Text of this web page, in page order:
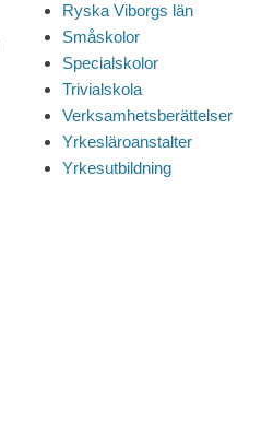
Ryska Viborgs län
Småskolor
Specialskolor
Trivialskola
Verksamhetsberättelser
Yrkesläroanstalter
Yrkesutbildning